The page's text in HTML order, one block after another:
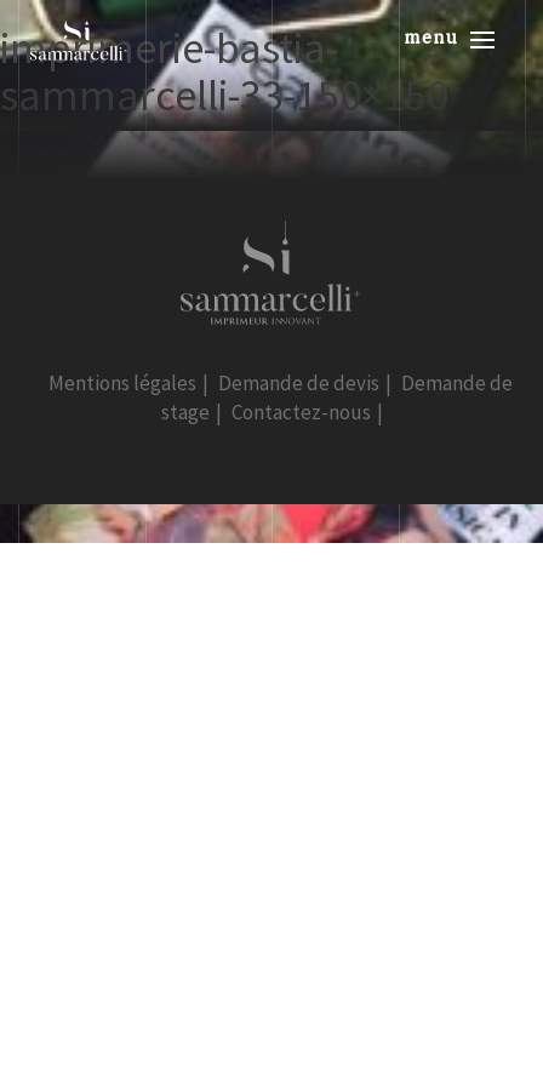
menu
imprimerie-bastia-
sammarcelli-33-150×150
Mentions légales | Demande de devis | Demande de
stage | Contactez-nous |